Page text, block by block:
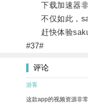
下载加速器非
不仅如此，
赶快体验
#37#
评论
游客
这款app的视频资源非